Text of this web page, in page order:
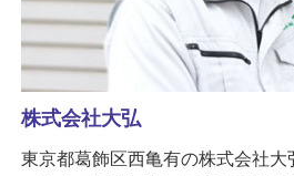
株式会社大弘
東京都葛飾区西亀有の株式会社